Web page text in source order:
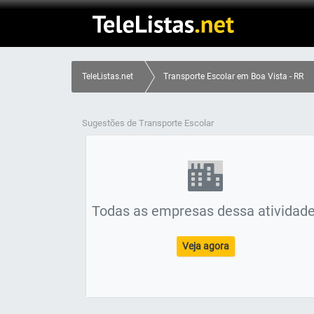
TeleListas.net Transporte Escolar em Boa Vista - RR
Sugestões de Transporte Escolar
Todas as empresas dessa
Veja agora